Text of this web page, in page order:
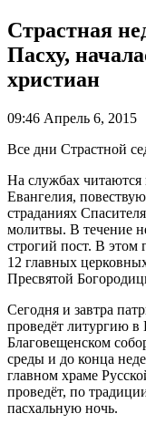
Страстная
Пасху,
христиан
09:46 Апрель 6, 2015
Все дни Страстной
На службах
Евангелия,
страданиях
молитвы. В течение
строгий пост. В этом
12 главных
Пресвятой
Сегодня и завтра
проведёт литургию
Благовещенском
среды и до конца
главном храме
проведёт, по
пасхальную ночь.